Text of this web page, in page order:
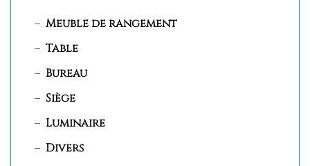
Meuble de rangement
Table
Bureau
Siège
Luminaire
Divers